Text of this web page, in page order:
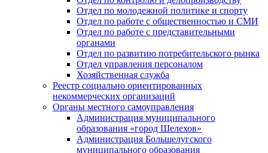
Отдел по молодежной политике и спорту
Отдел по работе с общественностью и СМИ
Отдел по работе с представительными
органами
Отдел по развитию потребительского рынка
Отдел управления персоналом
Хозяйственная служба
Реестр социально ориентированных
некоммерческих организаций
Органы местного самоуправления
Администрация муниципального
образования «город Шелехов»
Администрация Большелугского
муниципального образования